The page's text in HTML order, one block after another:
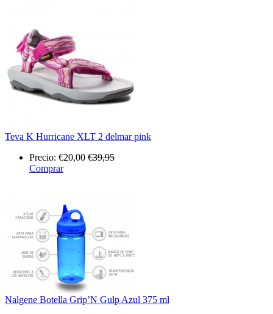
Teva K Hurricane XLT 2 delmar pink
Precio: €20,00 €39,95
Comprar
Nalgene Botella Grip’N Gulp Azul 375 ml